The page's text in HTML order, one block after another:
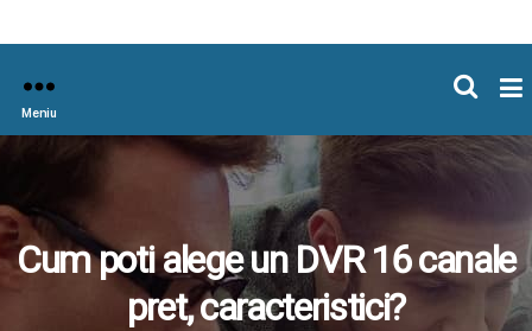
Meniu
Cum poti alege un DVR 16 canale
pret, caracteristici?